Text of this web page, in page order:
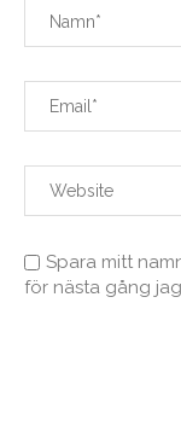
Spara mitt
för nästa gång